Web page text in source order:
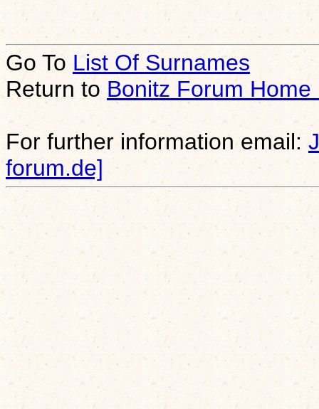
Go To List Of Surnames
Return to Bonitz Forum Home
For further information email:
forum.de]